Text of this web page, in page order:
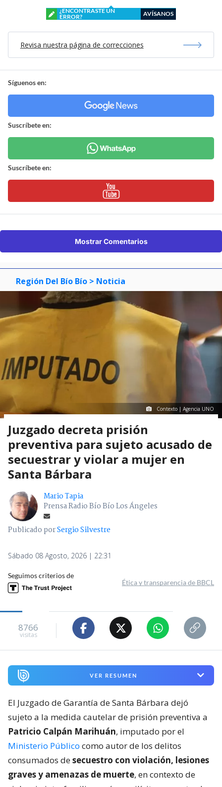
¿ENCONTRASTE UN
ERROR?
AVÍSANOS
Revisa nuestra página de correcciones
Síguenos en:
Suscríbete en:
Suscríbete en:
Mostrar Comentarios
Región Del Bío Bío > Noticia
Contexto | Agencia UNO
Juzgado decreta prisión
preventiva para sujeto acusado de
secuestrar y violar a mujer en
Santa Bárbara
Mario Tapia
Prensa Radio Bío Bío Los Ángeles
Publicado porSergio Silvestre
Sábado 08 Agosto, 2026 | 22:31
Seguimos criterios de
Ética y transparencia de BBCL
8766
visitas
VER RESUMEN
El Juzgado de Garantía de Santa Bárbara dejó
sujeto a la medida cautelar de prisión preventiva a
Patricio Calpán Marihuán, imputado por el
Ministerio Público como autor de los delitos
consumados desecuestro con violación, lesiones
graves y amenazas de muerte, en contexto de